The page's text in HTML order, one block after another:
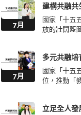
7月
建構共融
國家「十五
放的壯闊藍
7月
多元共融
國家「十五
位，推動「
立足全人